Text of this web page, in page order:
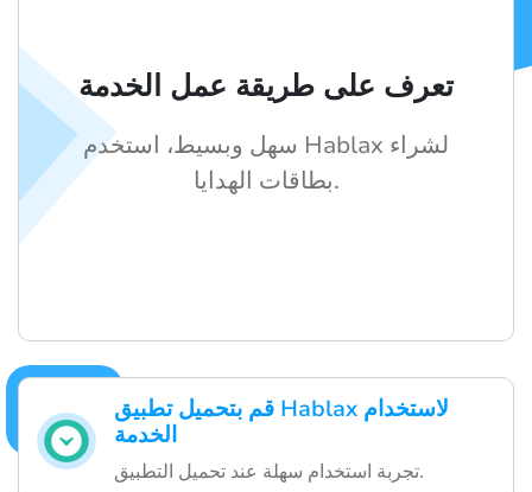
قم بتحميل تطبيق Hablax لاستخدام
الخدمة
تجربة استخدام سهلة عند تحميل التطبيق.
تعرف على طريقة عمل الخدمة
سهل وبسيط، استخدم Hablax لشراء
بطاقات الهدايا.